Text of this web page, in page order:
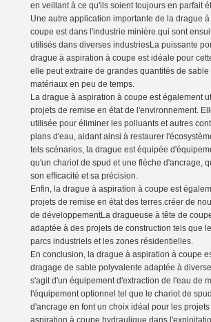
en veillant à ce qu'ils soient toujours en parfait
Une autre application importante de la drague
coupe est dans l'industrie minière.qui sont
utilisés dans diverses industriesLa puissante
drague à aspiration à coupe est idéale pour
elle peut extraire de grandes quantités de sable
matériaux en peu de temps.
La drague à aspiration à coupe est également
projets de remise en état de l'environnement.
utilisée pour éliminer les polluants et autres
plans d'eau, aidant ainsi à restaurer
tels scénarios, la drague est équipée
qu'un chariot de spud et une flèche d'ancrage,
son efficacité et sa précision.
Enfin, la drague à aspiration à coupe est
projets de remise en état des terres.créer de
de développementLa dragueuse à tête de
adaptée à des projets de construction tels que
parcs industriels et les zones résidentielles.
En conclusion, la drague à aspiration à coupe
dragage de sable polyvalente adaptée à
s'agit d'un équipement d'extraction de l'eau de
l'équipement optionnel tel que le chariot de
d'ancrage en font un choix idéal pour les
aspiration à coupe hydraulique dans